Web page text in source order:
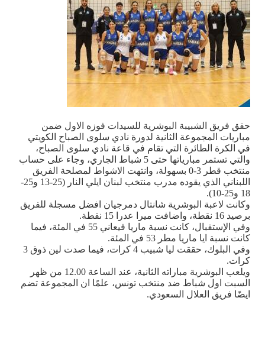
حقق فريق الشبيبة البوشرية للسيدات فوزه الاول ضمن
مباريات المجموعة الثانية لدورة نادي سلوى الصباح الكويتي
في الكرة الطائرة التي تقام في قاعة نادي سلوى الصباح،
والتي تستمر مبارياتها حتى 5 شباط الجاري، وجاء على حساب
منتخب قطر 3-0 بسهولة، وانتهت الاشواط لمصلحة الفريق
اللبناني الذي يقوده مدرب منتخب لبنان ايلي النار (25-13 و25-
18 و25-10).
وكانت لاعبة البوشرية شانتال دمرجيان افضل مسجلة للفريق
برصيد 16 نقطة، واضافت ميرا عدرا 15 نقطة.
وفي الإستقبال، كانت نسبة ماريا فيعاني 55 في المئة، فيما
كانت نسبة ايا ماريا مطر 53 في المئة.
وفي البلوك، حققت ليا شبيب 4 كرات، فيما صدت لين ذوق 3
كرات.
ويلعب البوشرية مباراته الثانية، عند الساعة 12.00 من ظهر
السبت اول شباط ضد منتخب تونس، علمًا ان المجموعة تضم
ايضًا فريق العلال السعودي.